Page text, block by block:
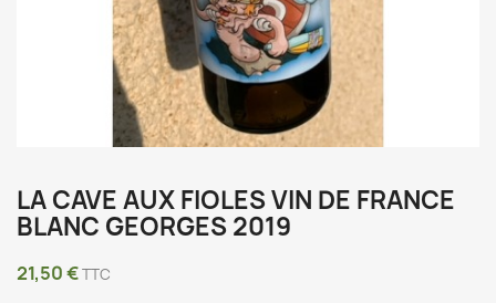
LA CAVE AUX FIOLES VIN DE FRANCE
BLANC GEORGES 2019
21,50 €TTC